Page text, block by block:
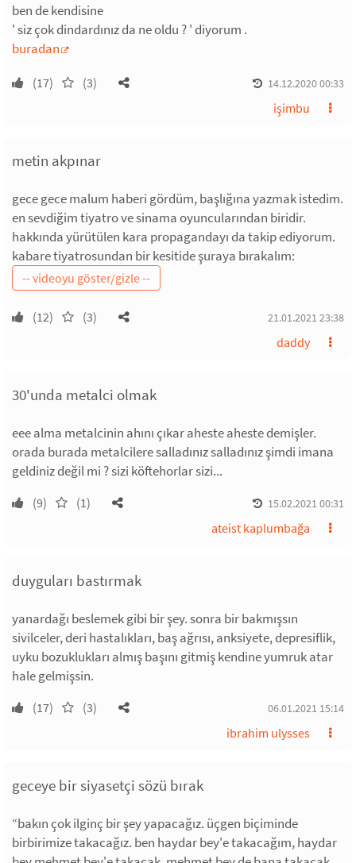
ben de kendisine
' siz çok dindardınız da ne oldu ? ' diyorum .
buradan
(17) (3) 14.12.2020 00:33
işimbu
metin akpınar
gece gece malum haberi gördüm, başlığına yazmak istedim.
en sevdiğim tiyatro ve sinama oyuncularından biridir.
hakkında yürütülen kara propagandayı da takip ediyorum.
kabare tiyatrosundan bir kesitide şuraya bırakalım:
(12) (3) 21.01.2021 23:38
daddy
30'unda metalci olmak
eee alma metalcinin ahını çıkar aheste aheste demişler.
orada burada metalcilere salladınız salladınız şimdi imana
geldiniz değil mi ? sizi köftehorlar sizi...
(9) (1) 15.02.2021 00:31
ateist kaplumbağa
duyguları bastırmak
yanardağı beslemek gibi bir şey. sonra bir bakmışsın
sivilceler, deri hastalıkları, baş ağrısı, anksiyete, depresiflik,
uyku bozuklukları almış başını gitmiş kendine yumruk atar
hale gelmişsin.
(17) (3) 06.01.2021 15:14
ibrahim ulysses
geceye bir siyasetçi sözü bırak
“bakın çok ilginç bir şey yapacağız. üçgen biçiminde
birbirimize takacağız. ben haydar bey'e takacağım, haydar